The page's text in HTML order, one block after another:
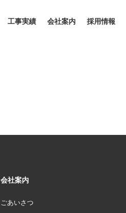
工事実績 会社案内 採用情報
会社案内
ごあいさつ